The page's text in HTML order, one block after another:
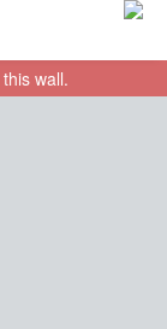
wall.